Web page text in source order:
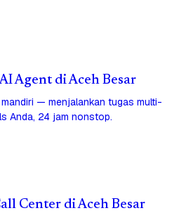
Agent di Aceh Besar
— menjalankan tugas multi-
Anda, 24 jam nonstop.
Center di Aceh Besar